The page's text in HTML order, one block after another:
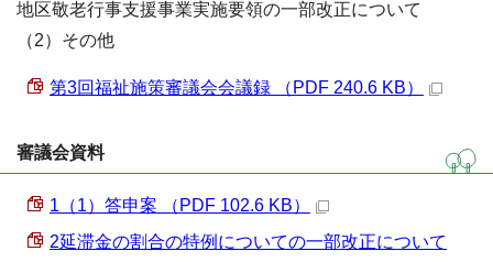
地区敬老行事支援事業実施要領の一部改正について
（2）その他
第3回福祉施策審議会会議録 （PDF 240.6 KB）
審議会資料
1（1）答申案 （PDF 102.6 KB）
2延滞金の割合の特例についての一部改正について